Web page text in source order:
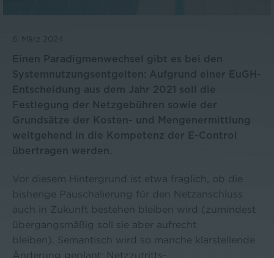
6. März 2024
Einen Paradigmenwechsel gibt es bei den
Systemnutzungsentgelten: Aufgrund einer EuGH-
Entscheidung aus dem Jahr 2021 soll die
Festlegung der Netzgebühren sowie der
Grundsätze der Kosten- und Mengenermittlung
weitgehend in die Kompetenz der E-Control
übertragen werden.
Vor diesem Hintergrund ist etwa fraglich, ob die
bisherige Pauschalierung für den Netzanschluss
auch in Zukunft bestehen bleiben wird (zumindest
übergangsmäßig soll sie aber aufrecht
bleiben). Semantisch wird so manche klarstellende
Änderung geplant: Netzzutritts-